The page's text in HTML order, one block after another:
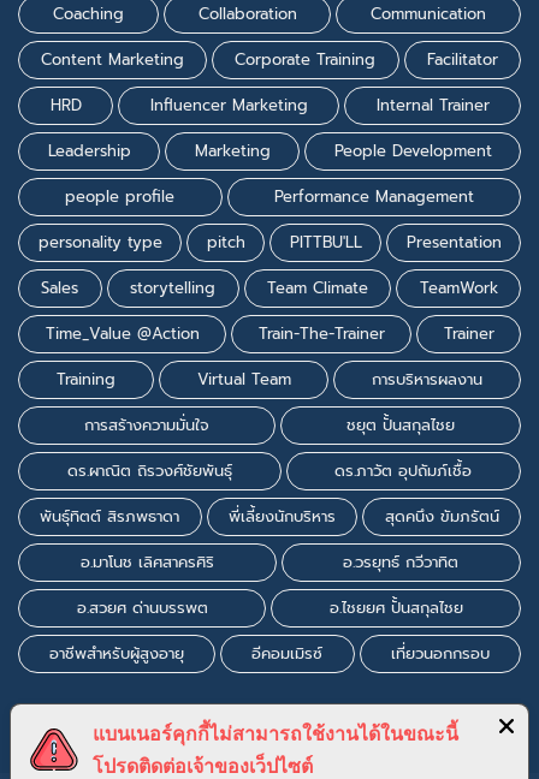
Coaching
Collaboration
Communication
Content Marketing
Corporate Training
Facilitator
HRD
Influencer Marketing
Internal Trainer
Leadership
Marketing
People Development
people profile
Performance Management
personality type
pitch PITTBU'LL
Presentation
Sales
storytelling Team Climate
TeamWork
Time_Value @Action
Train-The-Trainer
Trainer
Training
Virtual Team
การบริหารผลงาน
การสร้างความมั่นใจ
ชยุต ปั้นสกุลไชย
ดร.ผาณิต ถิรวงศ์ชัยพันธุ์
ดร.ภาวัต อุปถัมภ์เชื้อ
พันธุ์ทิตต์ สิรภพธาดา
พี่เลี้ยงนักบริหาร
สุดคนึง ขัมภรัตน์
อ.มาโนช เลิศสาครศิริ
อ.วรยุทธ์ กวีวาทิต
อ.สวยศ ด่านบรรพต
อ.ไชยยศ ปั้นสกุลไชย
อาชีพสำหรับผู้สูงอายุ
อีคอมเมิรซ์ เที่ยวนอกกรอบ
แบนเนอร์คุกกี้ไม่สามารถใช้งานได้ในขณะนี้
โปรดติดต่อเจ้าของเว็ปไซต์